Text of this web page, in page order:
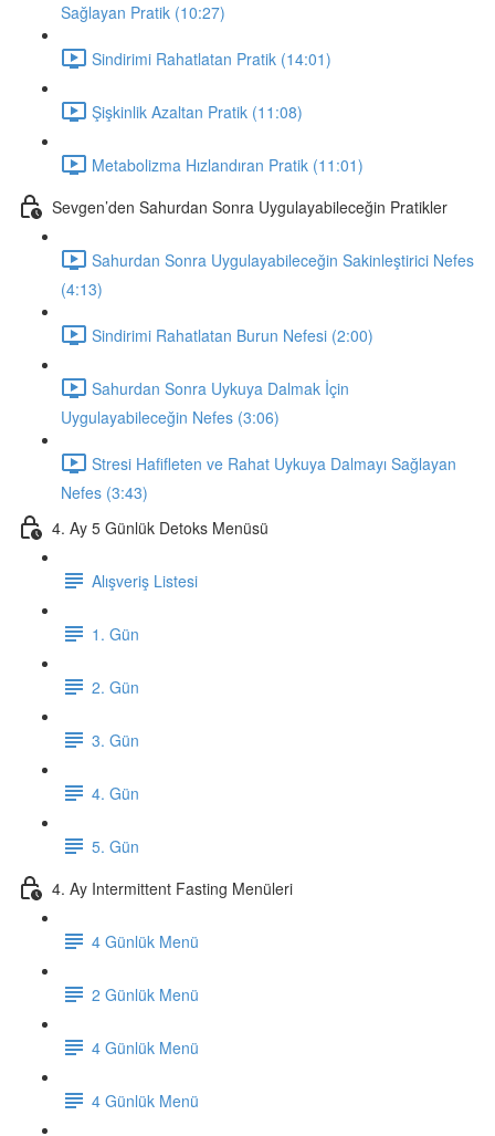
Sağlayan Pratik (10:27)
Sindirimi Rahatlatan Pratik (14:01)
Şişkinlik Azaltan Pratik (11:08)
Metabolizma Hızlandıran Pratik (11:01)
Sevgen’den Sahurdan Sonra Uygulayabileceğin Pratikler
Sahurdan Sonra Uygulayabileceğin Sakinleştirici Nefes
(4:13)
Sindirimi Rahatlatan Burun Nefesi (2:00)
Sahurdan Sonra Uykuya Dalmak İçin
Uygulayabileceğin Nefes (3:06)
Stresi Hafifleten ve Rahat Uykuya Dalmayı Sağlayan
Nefes (3:43)
4. Ay 5 Günlük Detoks Menüsü
Alışveriş Listesi
1. Gün
2. Gün
3. Gün
4. Gün
5. Gün
4. Ay Intermittent Fasting Menüleri
4 Günlük Menü
2 Günlük Menü
4 Günlük Menü
4 Günlük Menü